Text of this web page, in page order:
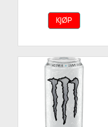
KJØP